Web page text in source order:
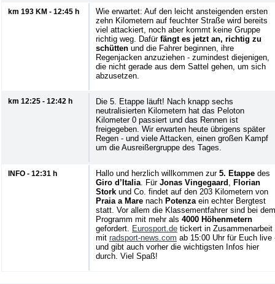
km 193 KM - 12:45 h
Wie erwartet: Auf den leicht ansteigenden ersten
zehn Kilometern auf feuchter Straße wird bereits
viel attackiert, noch aber kommt keine Gruppe
richtig weg. Dafür fängt es jetzt an, richtig zu
schütten und die Fahrer beginnen, ihre
Regenjacken anzuziehen - zumindest diejenigen,
die nicht gerade aus dem Sattel gehen, um sich
abzusetzen.
km 12:25 - 12:42 h
Die 5. Etappe läuft! Nach knapp sechs
neutralisierten Kilometern hat das Peloton
Kilometer 0 passiert und das Rennen ist
freigegeben. Wir erwarten heute übrigens später
Regen - und viele Attacken, einen großen Kampf
um die Ausreißergruppe des Tages.
INFO - 12:31 h Hallo und herzlich willkommen zur 5. Etappe des
Giro d’Italia. Für Jonas Vingegaard , Florian
Stork und Co. findet auf den 203 Kilometern von
Praia a Mare nach Potenza ein echter Bergtest
statt. Vor allem die Klassementfahrer sind bei dem
Programm mit mehr als 4000 Höhenmetern
gefordert. Eurosport.de tickert in Zusammenarbeit
mit radsport-news.com ab 15:00 Uhr für Euch live
und gibt auch vorher die wichtigsten Infos hier
durch. Viel Spaß!